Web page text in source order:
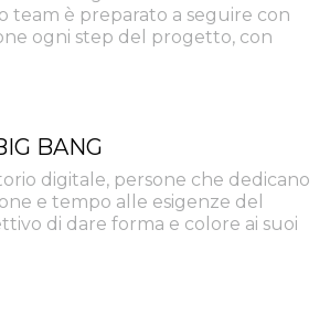
team è preparato a seguire con
ogni step del progetto, con
BANG
digitale, persone che dedicano
e tempo alle esigenze del
di dare forma e colore ai suoi